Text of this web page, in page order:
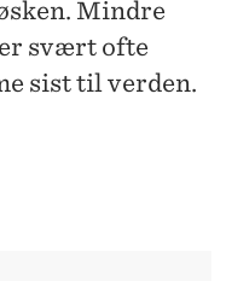
Mindre
svært ofte
sist til verden.